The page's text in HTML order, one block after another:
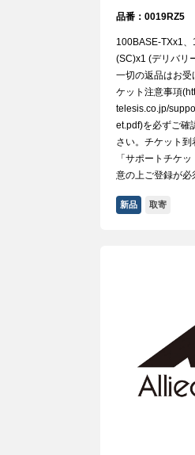
品番：0019RZ5
100BASE-TXx1
(SC)x1 (デリバリ
一切の返品はお受
ケット注意事項
telesis.co.jp/
et.pdf)を必ずご確
さい。チケット
「サポートチケ
意の上ご登録が必
新品 取寄